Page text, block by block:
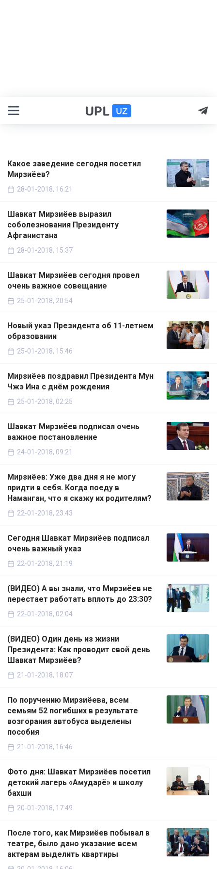
Какое заведение сегодня посетил
Мирзиёев?
28-01-2018, 16:21
Шавкат Мирзиёев выразил
соболезнования Президенту
Афганистана
28-01-2018, 15:37
Шавкат Мирзиёев сегодня провел
очень важное совещание
25-01-2018, 20:54
Новый указ Президента об 11-летнем
образовании
25-01-2018, 15:46
Мирзиёев поздравил Президента Мун
Чжэ Ина с днём рождения
25-01-2018, 02:25
Шавкат Мирзиёев подписал очень
важное постановление
24-01-2018, 09:21
Мирзиёев: Уже два дня я не могу
придти в себя. Когда поеду в
Наманган, что я скажу их родителям?
22-01-2018, 23:43
Сегодня Шавкат Мирзиёев подписал
очень важный указ
22-01-2018, 21:19
(ВИДЕО) А вы знали, что Мирзиёев не
перестает работать вплоть до 23:30?
22-01-2018, 02:04
(ВИДЕО) Один день из жизни
Президента: Как проводит свой день
Шавкат Мирзиёев?
21-01-2018, 18:07
По поручению Мирзиёева, всем
семьям 52 погибших в результате
возгорания автобуса выделены
пособия
21-01-2018, 16:46
Фото дня: Шавкат Мирзиёев посетил
детский лагерь «Амударё» и школу
бахши
20-01-2018, 17:49
После того, как Мирзиёев побывал в
театре, было дано указание всем
актерам выделить квартиры